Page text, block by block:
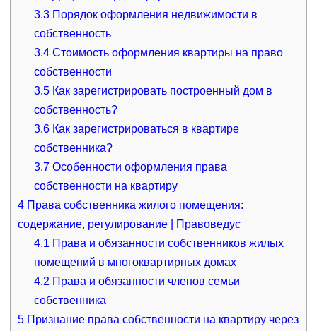
3.3 Порядок оформления недвижимости в
собственность
3.4 Стоимость оформления квартиры на право
собственности
3.5 Как зарегистрировать построенный дом в
собственность?
3.6 Как зарегистрироваться в квартире
собственника?
3.7 Особенности оформления права
собственности на квартиру
4Права собственника жилого помещения:
содержание, регулирование | Правоведус
4.1 Права и обязанности собственников жилых
помещений в многоквартирных домах
4.2 Права и обязанности членов семьи
собственника
5Признание права собственности на квартиру через